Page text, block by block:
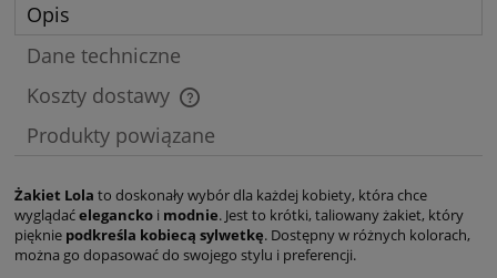
Opis
Dane techniczne
Koszty dostawy
Cena nie zawiera ewentualnych kosztów płatności
Produkty powiązane
Żakiet Lola to doskonały wybór dla każdej kobiety, która chce
wyglądaćelegancko i modnie. Jest to krótki, taliowany żakiet, który
pięknie podkreśla kobiecą sylwetkę. Dostępny w różnych kolorach,
można go dopasować do swojego stylu i preferencji.